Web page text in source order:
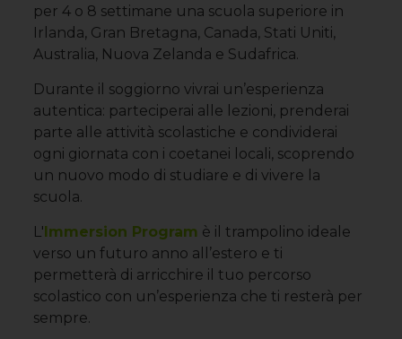
per 4 o 8 settimane una scuola superiore in
Irlanda, Gran Bretagna, Canada, Stati Uniti,
Australia, Nuova Zelanda e Sudafrica.
Durante il soggiorno vivrai un’esperienza
autentica: parteciperai alle lezioni, prenderai
parte alle attività scolastiche e condividerai
ogni giornata con i coetanei locali, scoprendo
un nuovo modo di studiare e di vivere la
scuola.
L' Immersion Program è il trampolino ideale
verso un futuro anno all’estero e ti
permetterà di arricchire il tuo percorso
scolastico con un’esperienza che ti resterà per
sempre.